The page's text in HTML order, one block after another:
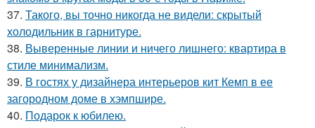
37. Такого, вы точно никогда не видели: скрытый
холодильник в гарнитуре.
38. Выверенные линии и ничего лишнего: квартира в
стиле минимализм.
39. В гостях у дизайнера интерьеров кит Кемп в ее
загородном доме в хэмпшире.
40. Подарок к юбилею.